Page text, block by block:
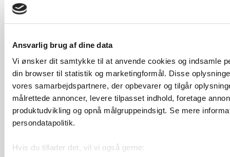
Ansvarlig brug af dine data
Vi ønsker dit samtykke til at anvende cookies og indsamle
din browser til statistik og marketingformål. Disse
vores samarbejdspartnere, der opbevarer og tilgår
målrettede annoncer, levere tilpasset indhold, foretage
produktudvikling og opnå målgruppeindsigt. Se mere
persondatapolitik.
Hvis du tillader det, vil vi også gerne:
ww.sm
allblock
.dk/mo
dules/
MyAnn